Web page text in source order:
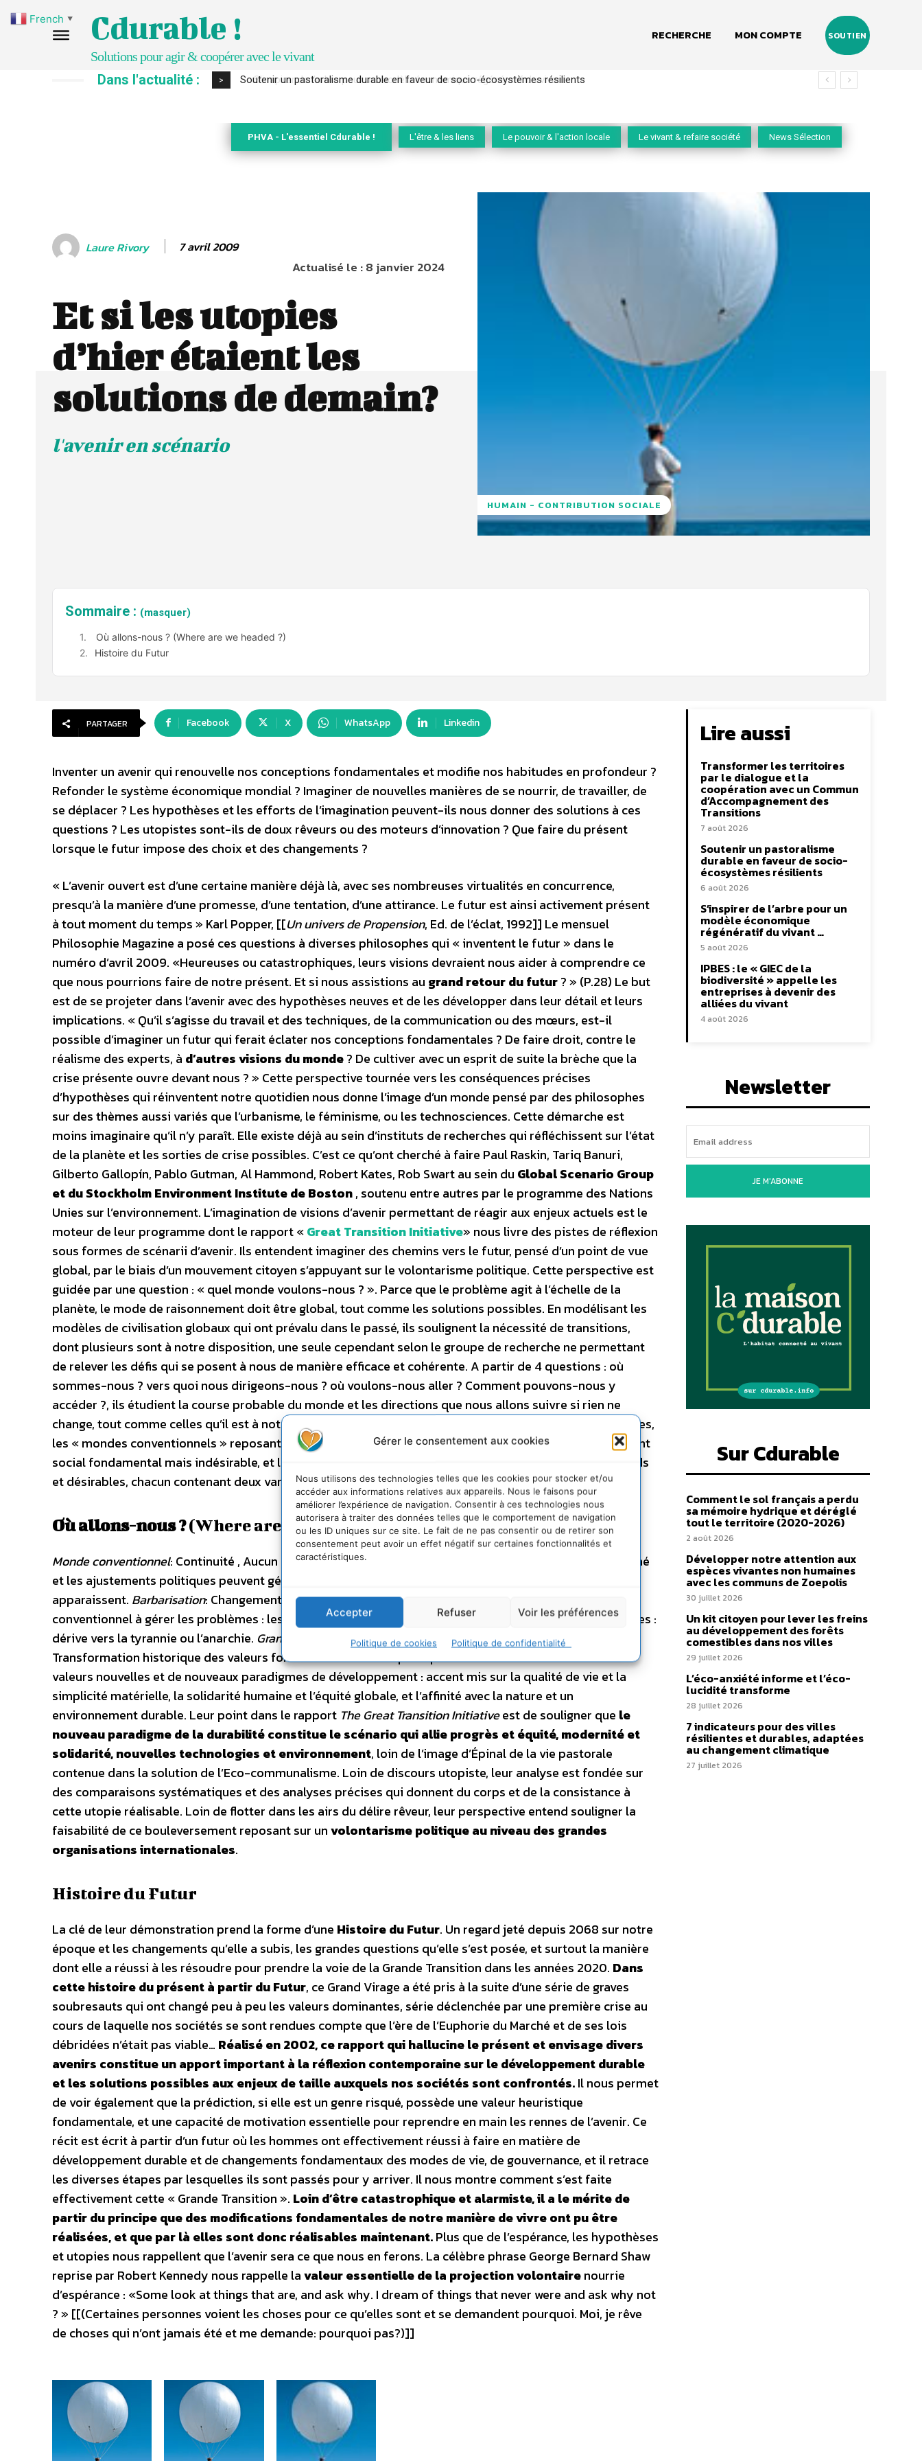
Gérer le consentement aux cookies
Nous utilisons des technologies telles que les cookies pour stocker et/ou
accéder aux informations relatives aux appareils. Nous le faisons pour
améliorer l’expérience de navigation. Consentir à ces technologies nous
autorisera à traiter des données telles que le comportement de navigation
ou les ID uniques sur ce site. Le fait de ne pas consentir ou de retirer son
consentement peut avoir un effet négatif sur certaines fonctionnalités et
caractéristiques.
Accepter Refuser Voir les préférences
Politique de cookies Politique de confidentialité
Cdurable !
Solutions pour agir & coopérer avec le vivant
RECHERCHE MON COMPTE SOUTIEN
Dans l'actualité : > S’inspirer de l’arbre pour un modèle économique régénératif du vivant …
PHVA - L'essentiel Cdurable ! L'être & les liens Le pouvoir & l'action locale Le vivant & refaire société News Sélection
Laure Rivory 7 avril 2009
Actualisé le :8 janvier 2024
Et si les utopies
d’hier étaient les
solutions de demain?
l'avenir en scénario
HUMAIN - CONTRIBUTION SOCIALE
Sommaire : (masquer)
Où allons-nous ? (Where are we headed ?)
Histoire du Futur
PARTAGER Facebook X WhatsApp Linkedin
Inventer un avenir qui renouvelle nos conceptions fondamentales et modifie nos habitudes en profondeur ?
Refonder le système économique mondial ? Imaginer de nouvelles manières de se nourrir, de travailler, de
se déplacer ? Les hypothèses et les efforts de l’imagination peuvent-ils nous donner des solutions à ces
questions ? Les utopistes sont-ils de doux rêveurs ou des moteurs d’innovation ? Que faire du présent
lorsque le futur impose des choix et des changements ?
« L’avenir ouvert est d’une certaine manière déjà là, avec ses nombreuses virtualités en concurrence,
presqu’à la manière d’une promesse, d’une tentation, d’une attirance. Le futur est ainsi activement présent
à tout moment du temps » Karl Popper, [[Un univers de Propension, Ed. de l’éclat, 1992]] Le mensuel
Philosophie Magazine a posé ces questions à diverses philosophes qui « inventent le futur » dans le
numéro d’avril 2009. «Heureuses ou catastrophiques, leurs visions devraient nous aider à comprendre ce
que nous pourrions faire de notre présent. Et si nous assistions au grand retour du futur? » (P.28) Le but
est de se projeter dans l’avenir avec des hypothèses neuves et de les développer dans leur détail et leurs
implications. « Qu’il s’agisse du travail et des techniques, de la communication ou des mœurs, est-il
possible d’imaginer un futur qui ferait éclater nos conceptions fondamentales ? De faire droit, contre le
réalisme des experts, à d’autres visions du monde? De cultiver avec un esprit de suite la brèche que la
crise présente ouvre devant nous ? » Cette perspective tournée vers les conséquences précises
d’hypothèses qui réinventent notre quotidien nous donne l’image d’un monde pensé par des philosophes
sur des thèmes aussi variés que l’urbanisme, le féminisme, ou les technosciences. Cette démarche est
moins imaginaire qu’il n’y paraît. Elle existe déjà au sein d’instituts de recherches qui réfléchissent sur l’état
de la planète et les sorties de crise possibles. C’est ce qu’ont cherché à faire Paul Raskin, Tariq Banuri,
Gilberto Gallopín, Pablo Gutman, Al Hammond, Robert Kates, Rob Swart au sein du Global Scenario Group
et du Stockholm Environment Institute de Boston, soutenu entre autres par le programme des Nations
Unies sur l’environnement. L’imagination de visions d’avenir permettant de réagir aux enjeux actuels est le
moteur de leur programme dont le rapport «Great Transition Initiative» nous livre des pistes de réflexion
sous formes de scénarii d’avenir. Ils entendent imaginer des chemins vers le futur, pensé d’un point de vue
global, par le biais d’un mouvement citoyen s’appuyant sur le volontarisme politique. Cette perspective est
guidée par une question : « quel monde voulons-nous ? ». Parce que le problème agit à l’échelle de la
planète, le mode de raisonnement doit être global, tout comme les solutions possibles. En modélisant les
modèles de civilisation globaux qui ont prévalu dans le passé, ils soulignent la nécessité de transitions,
dont plusieurs sont à notre disposition, une seule cependant selon le groupe de recherche ne permettant
de relever les défis qui se posent à nous de manière efficace et cohérente. A partir de 4 questions : où
sommes-nous ? vers quoi nous dirigeons-nous ? où voulons-nous aller ? Comment pouvons-nous y
accéder ?, ils étudient la course probable du monde et les directions que nous allons suivre si rien ne
change, tout comme celles qu’il est à notre portée de prendre. Ils établissent trois divers futures possibles,
les « mondes conventionnels » reposant sur la contintuité, la « barbarisation » présentant un changement
social fondamental mais indésirable, et les « grandes transitions », synonymes de changements profonds
et désirables, chacun contenant deux variantes, soit un total de 6 scénarii.
Où allons-nous ?(Where are we headed ?)
Monde conventionnel: Continuité , Aucun changement, les forces et valeurs actuelles persistent. Le marché
et les ajustements politiques peuvent gérer les crises sociales, économiques et environnementales qui
apparaissent. Barbarisation: Changement social fondamental mais indésirable; Echec du monde
conventionnel à gérer les problèmes : les crises s’amplifient et paralysent les institutions conventionnelles :
dérive vers la tyrannie ou l’anarchie. Grandes Transitions: Changement social fondamental et positif :
Transformation historique des valeurs fondamentales et des principes directeurs de nos sociétés. Des
valeurs nouvelles et de nouveaux paradigmes de développement : accent mis sur la qualité de vie et la
simplicité matérielle, la solidarité humaine et l’équité globale, et l’affinité avec la nature et un
environnement durable. Leur point dans le rapport The Great Transition Initiativeest de souligner que le
nouveau paradigme de la durabilité constitue le scénario qui allie progrès et équité, modernité et
solidarité, nouvelles technologies et environnement, loin de l’image d’Épinal de la vie pastorale
contenue dans la solution de l’Eco-communalisme. Loin de discours utopiste, leur analyse est fondée sur
des comparaisons systématiques et des analyses précises qui donnent du corps et de la consistance à
cette utopie réalisable. Loin de flotter dans les airs du délire rêveur, leur perspective entend souligner la
faisabilité de ce bouleversement reposant sur unvolontarisme politique au niveau des grandes
organisations internationales.
Histoire du Futur
La clé de leur démonstration prend la forme d’une Histoire du Futur. Un regard jeté depuis 2068 sur notre
époque et les changements qu’elle a subis, les grandes questions qu’elle s’est posée, et surtout la manière
dont elle a réussi à les résoudre pour prendre la voie de la Grande Transition dans les années 2020. Dans
cette histoire du présent à partir du Futur, ce Grand Virage a été pris à la suite d’une série de graves
soubresauts qui ont changé peu à peu les valeurs dominantes, série déclenchée par une première crise au
cours de laquelle nos sociétés se sont rendues compte que l’ère de l’Euphorie du Marché et de ses lois
débridées n’était pas viable… Réalisé en 2002, ce rapport qui hallucine le présent et envisage divers
avenirs constitue un apport important à la réflexion contemporaine sur le développement durable
et les solutions possibles aux enjeux de taille auxquels nos sociétés sont confrontés.Il nous permet
de voir également que la prédiction, si elle est un genre risqué, possède une valeur heuristique
fondamentale, et une capacité de motivation essentielle pour reprendre en main les rennes de l’avenir. Ce
récit est écrit à partir d’un futur où les hommes ont effectivement réussi à faire en matière de
développement durable et de changements fondamentaux des modes de vie, de gouvernance, et il retrace
les diverses étapes par lesquelles ils sont passés pour y arriver. Il nous montre comment s’est faite
effectivement cette « Grande Transition ». Loin d’être catastrophique et alarmiste, il a le mérite de
partir du principe que des modifications fondamentales de notre manière de vivre ont pu être
réalisées, et que par là elles sont donc réalisables maintenant.Plus que de l’espérance, les hypothèses
et utopies nous rappellent que l’avenir sera ce que nous en ferons. La célèbre phrase George Bernard Shaw
reprise par Robert Kennedy nous rappelle lavaleur essentielle de la projection volontairenourrie
d’espérance : «Some look at things that are, and ask why. I dream of things that never were and ask why not
? » [[(Certaines personnes voient les choses pour ce qu’elles sont et se demandent pourquoi. Moi, je rêve
de choses qui n’ont jamais été et me demande: pourquoi pas?)]]
Lire aussi
Transformer les territoires
par le dialogue et la
coopération avec un Commun
d’Accompagnement des
Transitions
7 août 2026
Soutenir un pastoralisme
durable en faveur de socio-
écosystèmes résilients
6 août 2026
S’inspirer de l’arbre pour un
modèle économique
régénératif du vivant …
5 août 2026
IPBES : le « GIEC de la
biodiversité » appelle les
entreprises à devenir des
alliées du vivant
4 août 2026
Newsletter
JE M'ABONNE
Sur Cdurable
Comment le sol français a perdu
sa mémoire hydrique et déréglé
tout le territoire (2020-2026)
2 août 2026
Développer notre attention aux
espèces vivantes non humaines
avec les communs de Zoepolis
30 juillet 2026
Un kit citoyen pour lever les freins
au développement des forêts
comestibles dans nos villes
29 juillet 2026
L’éco-anxiété informe et l’éco-
lucidité transforme
28 juillet 2026
7 indicateurs pour des villes
résilientes et durables, adaptées
au changement climatique
27 juillet 2026
French ▼